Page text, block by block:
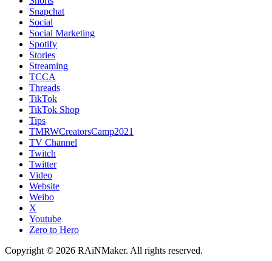
Snapchat
Social
Social Marketing
Spotify
Stories
Streaming
TCCA
Threads
TikTok
TikTok Shop
Tips
TMRWCreatorsCamp2021
TV Channel
Twitch
Twitter
Video
Website
Weibo
X
Youtube
Zero to Hero
Copyright © 2026 RAiNMaker. All rights reserved.